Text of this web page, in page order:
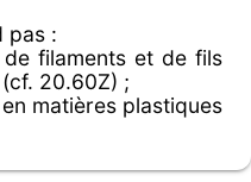
pas :
filaments et de fils
20.60Z) ;
matières plastiques